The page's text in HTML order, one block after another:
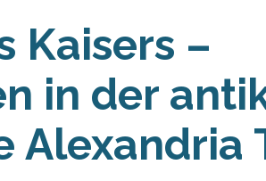
Kaisers –
in der
Alexandria